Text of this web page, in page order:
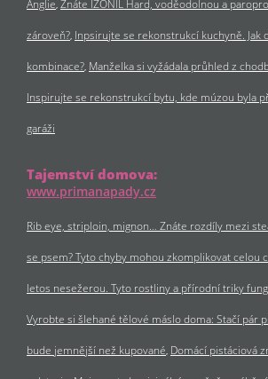
Anglie Znáte IZONIL Hard, voděodolnou a
zároveň? Inpsirujte se rekonstrukcí kuchyně. Jak
kombinace? Manželka si vyžádala průhled z
Inspirujte se rekonstrukcí bytu, kde múzou byla
garáži
Tajemství domova:
www.primanapady.cz
Rib eye, striploin, mignon… Znáte rozdíly mezi
se psem? Tyto chyby mohou zkomplikovat celou
letos nesežerou. Tyto rostliny a přírodní triky
Vyrobte si šlehané tělové máslo doma: Stačí pár
bude jemnější než kupované Domácí pistáciová